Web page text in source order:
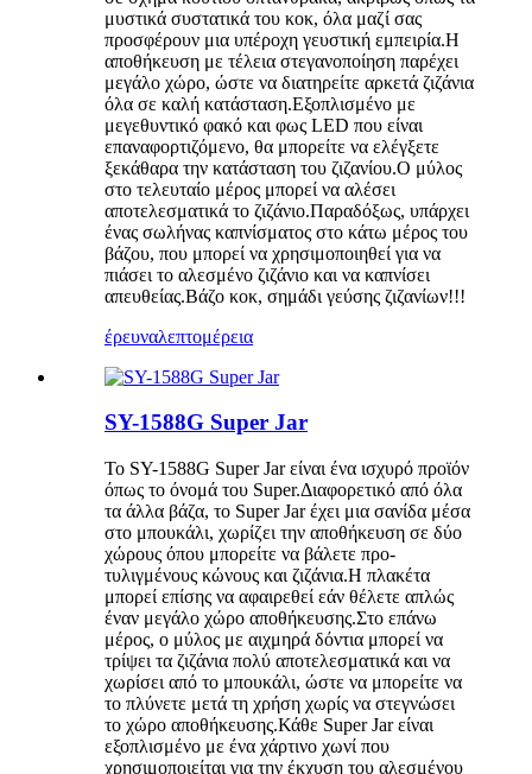
μυστικά συστατικά του κοκ, όλα μαζί σας
προσφέρουν μια υπέροχη γευστική εμπειρία.Η
αποθήκευση με τέλεια στεγανοποίηση παρέχει
μεγάλο χώρο, ώστε να διατηρείτε αρκετά ζιζάνια
όλα σε καλή κατάσταση.Εξοπλισμένο με
μεγεθυντικό φακό και φως LED που είναι
επαναφορτιζόμενο, θα μπορείτε να ελέγξετε
ξεκάθαρα την κατάσταση του ζιζανίου.Ο μύλος
στο τελευταίο μέρος μπορεί να αλέσει
αποτελεσματικά το ζιζάνιο.Παραδόξως, υπάρχει
ένας σωλήνας καπνίσματος στο κάτω μέρος του
βάζου, που μπορεί να χρησιμοποιηθεί για να
πιάσει το αλεσμένο ζιζάνιο και να καπνίσει
απευθείας.Βάζο κοκ, σημάδι γεύσης ζιζανίων!!!
έρευναλεπτομέρεια
SY-1588G Super Jar
Το SY-1588G Super Jar είναι ένα ισχυρό προϊόν
όπως το όνομά του Super.Διαφορετικό από όλα
τα άλλα βάζα, το Super Jar έχει μια σανίδα μέσα
στο μπουκάλι, χωρίζει την αποθήκευση σε δύο
χώρους όπου μπορείτε να βάλετε προ-
τυλιγμένους κώνους και ζιζάνια.Η πλακέτα
μπορεί επίσης να αφαιρεθεί εάν θέλετε απλώς
έναν μεγάλο χώρο αποθήκευσης.Στο επάνω
μέρος, ο μύλος με αιχμηρά δόντια μπορεί να
τρίψει τα ζιζάνια πολύ αποτελεσματικά και να
χωρίσει από το μπουκάλι, ώστε να μπορείτε να
το πλύνετε μετά τη χρήση χωρίς να στεγνώσει
το χώρο αποθήκευσης.Κάθε Super Jar είναι
εξοπλισμένο με ένα χάρτινο χωνί που
χρησιμοποιείται για την έκχυση του αλεσμένου